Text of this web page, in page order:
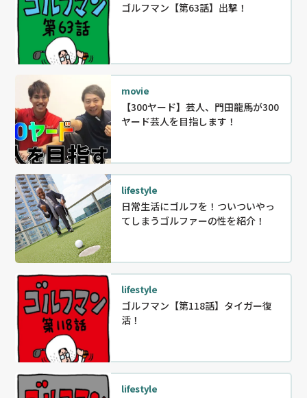
ゴルフマン【第63話】出撃！
movie
【300ヤード】芸人、門田龍馬が300
ヤード芸人を目指します！
lifestyle
日常生活にゴルフを！ついついやっ
てしまうゴルファーの性を紹介！
lifestyle
ゴルフマン【第118話】タイガー復
活！
lifestyle